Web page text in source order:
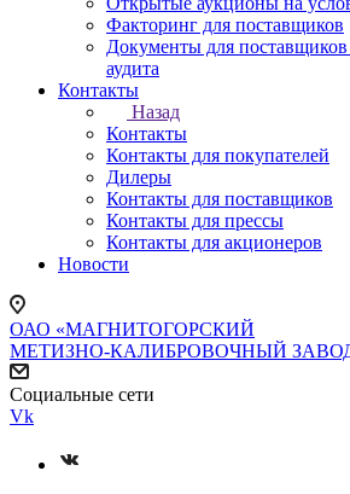
Факторинг для поставщиков
Документы для поставщиков
аудита
Контакты
Назад
Контакты
Контакты для покупателей
Дилеры
Контакты для поставщиков
Контакты для прессы
Контакты для акционеров
Новости
ОАО «МАГНИТОГОРСКИЙ
МЕТИЗНО-КАЛИБРОВОЧНЫЙ
Социальные сети
Vk